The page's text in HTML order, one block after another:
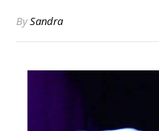
BySandra